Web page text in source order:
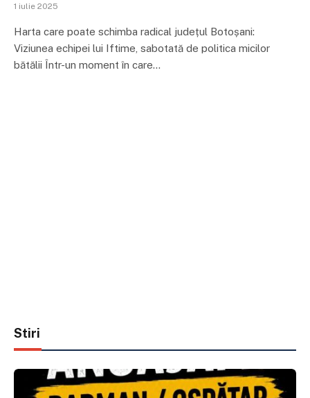
1 iulie 2025
Harta care poate schimba radical județul Botoșani:
Viziunea echipei lui Iftime, sabotată de politica micilor
bătălii Într-un moment în care…
Stiri